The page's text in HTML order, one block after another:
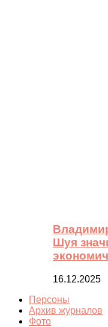
Шуя
16.12.2025
Персоны
Архив журналов
Фото